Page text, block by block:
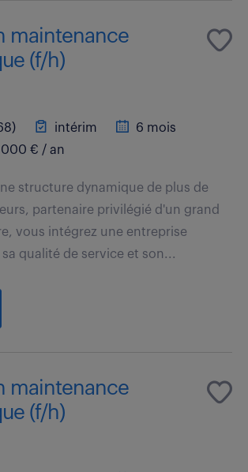
maintenance
(f/h)
intérim
6 mois
000 € / an
structure dynamique de plus de
partenaire privilégié d'un grand
vous intégrez une entreprise
qualité de service et son...
maintenance
(f/h)